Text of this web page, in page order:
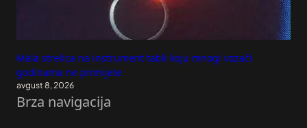
Mala strelica na instrument tabli koju mnogi vozači
godinama ne primijete
avgust 8, 2026
Brza navigacija